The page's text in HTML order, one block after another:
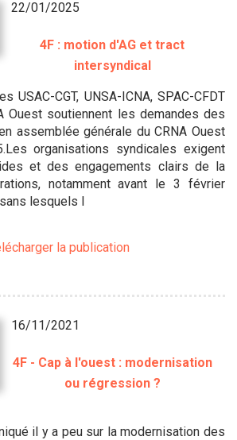
22/01/2025
4F : motion d'AG et tract
intersyndical
USAC-CGT, UNSA-ICNA, SPAC-CFDT
Ouest soutiennent les demandes des
assemblée générale du CRNA Ouest
organisations syndicales exigent
et des engagements clairs de la
notamment avant le 3 février
lesquels l
la publication
16/11/2021
4F - Cap à l'ouest : modernisation
ou régression ?
il y a peu sur la modernisation des